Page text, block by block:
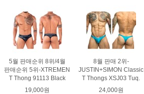
5월 판매순위 8위/4월
판매순위 5위-XTREMEN
T Thong 91113 Black
19,000원
8월 판매 2위-
JUSTIN+SIMON Classic
T Thongs XSJ03 Tuq.
24,000원